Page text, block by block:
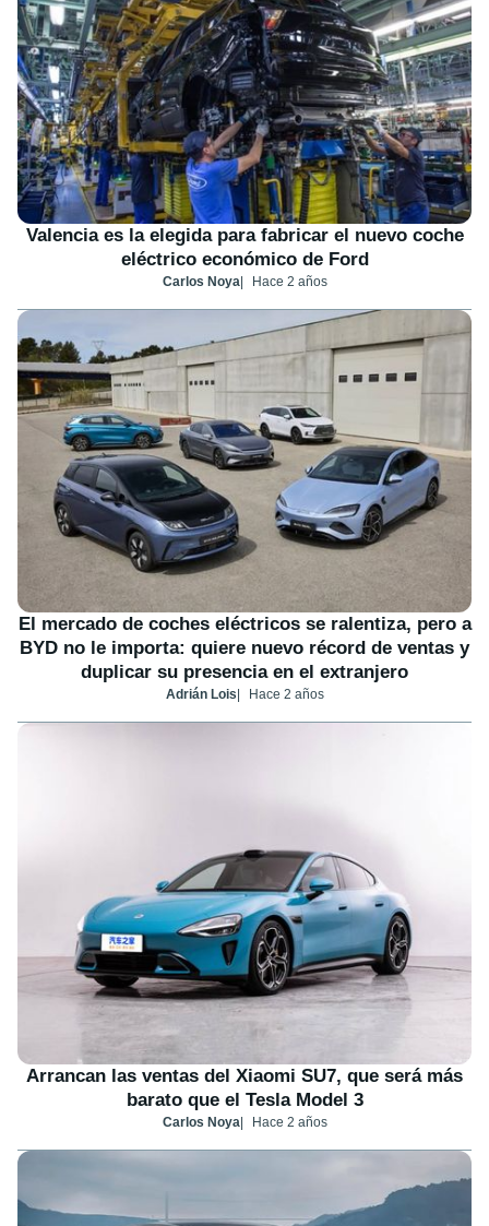
Valencia es la elegida para fabricar el nuevo coche
eléctrico económico de Ford
Carlos Noya Hace 2 años
El mercado de coches eléctricos se ralentiza, pero a
BYD no le importa: quiere nuevo récord de ventas y
duplicar su presencia en el extranjero
Adrián Lois Hace 2 años
Arrancan las ventas del Xiaomi SU7, que será más
barato que el Tesla Model 3
Carlos Noya Hace 2 años